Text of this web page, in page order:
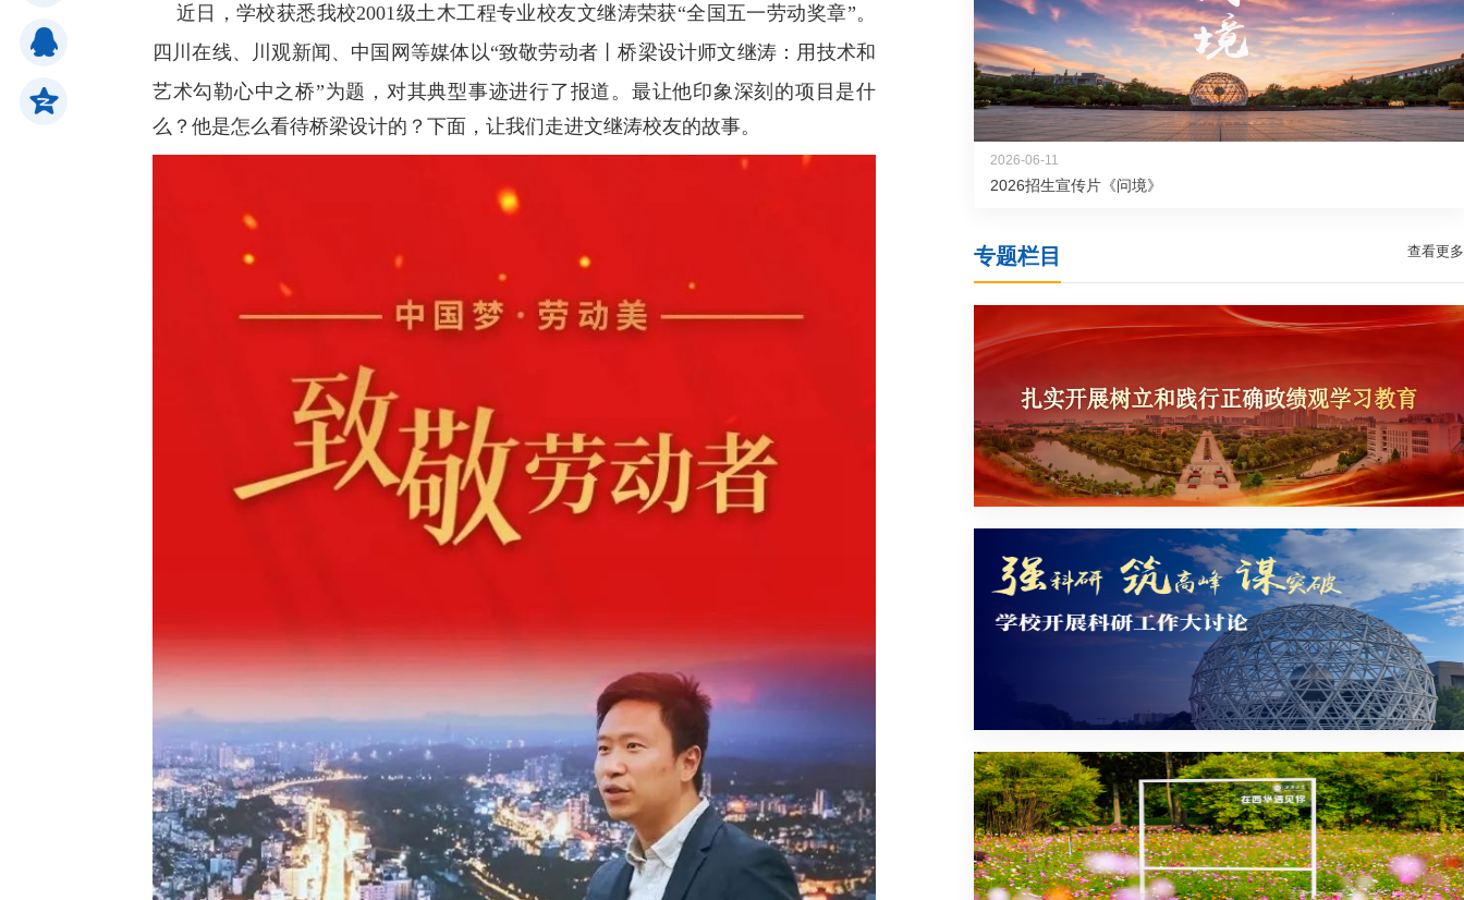
近日，学校获悉我校2001级土木工程专业校友文继涛荣获“全国五一劳动奖章”。
四川在线、川观新闻、中国网等媒体以“致敬劳动者丨桥梁设计师文继涛：用技术和
艺术勾勒心中之桥”为题，对其典型事迹进行了报道。 最让他印象深刻的项目是什
么？ 他是怎么看待桥梁设计的？ 下面，让我们走进文继涛校友的故事。
2026-06-11
2026招生宣传片《问境》
专题栏目 查看更多